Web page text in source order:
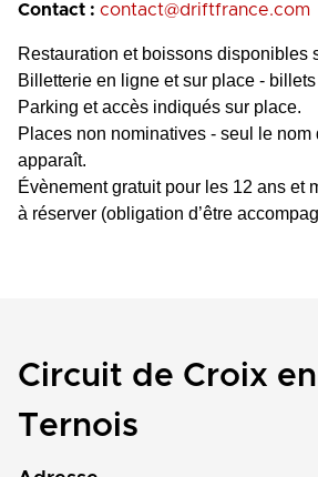
Contact : contact@driftfrance.com
Restauration et boissons disponibles
Billetterie en ligne et sur place -
Parking et accès indiqués sur place.
Places non nominatives - seul le nom
apparaît.
Évènement gratuit pour les 12 ans et
à réserver (obligation d’être
Circuit de Croix en
Ternois